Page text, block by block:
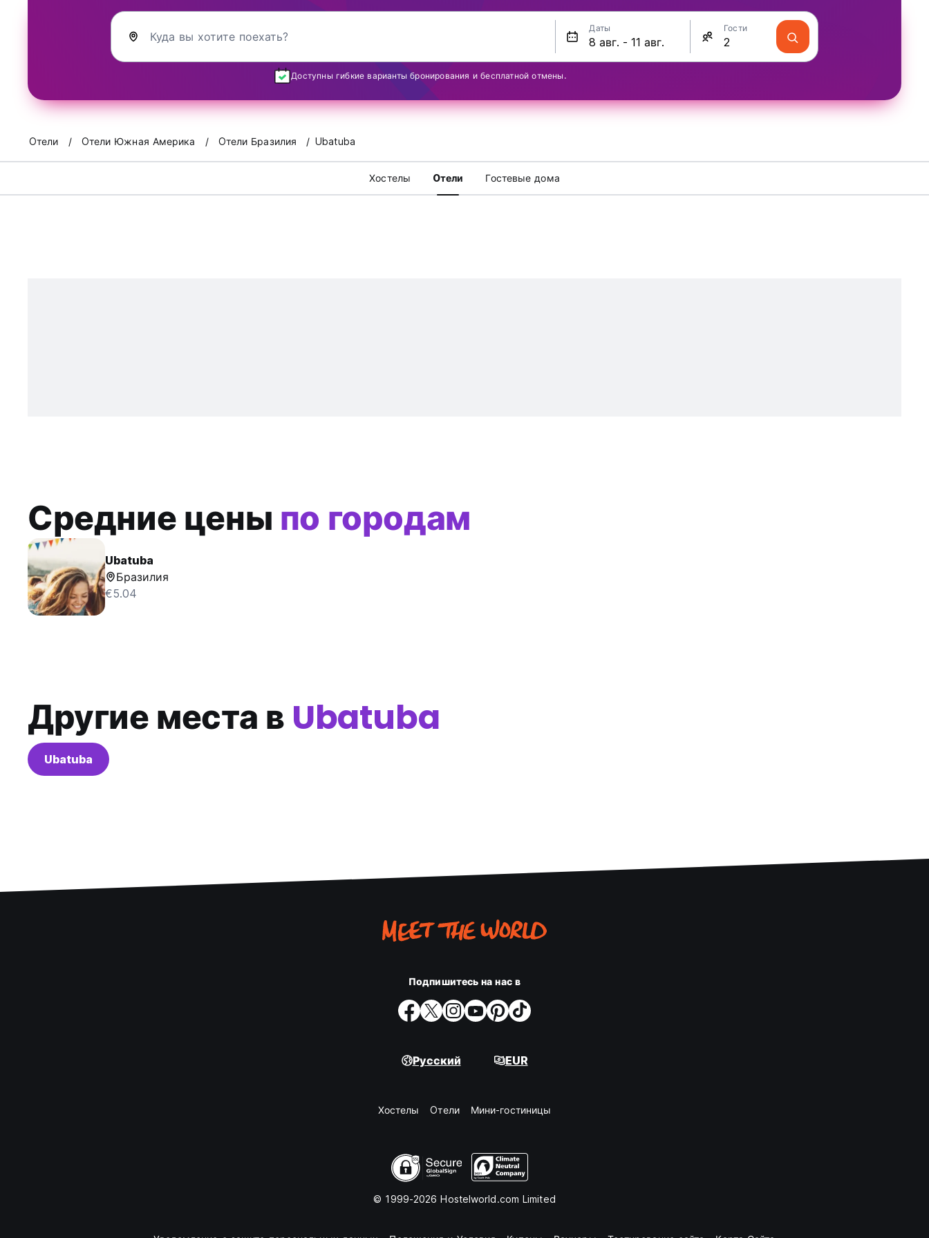
Куда вы хотите поехать?
Даты Гости
Доступны гибкие варианты бронирования и бесплатной отмены.
Oтели Oтели Южная Америка Oтели Бразилия Ubatuba
Хостелы Oтели Гостевые дома
Средние цены по городам
Ubatuba
Бразилия
€5.04
Другие места в Ubatuba
Ubatuba
Подпишитесь на нас в
Русский EUR
Хостелы Oтели Мини-гостиницы
© 1999-2026 Hostelworld.com Limited